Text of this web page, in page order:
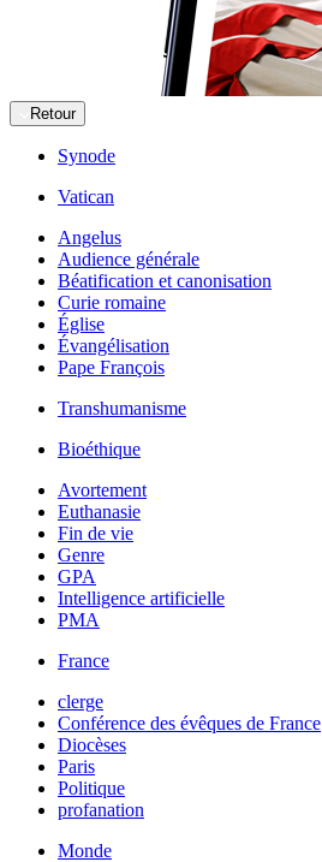
Retour
Synode
Vatican
Angelus
Audience générale
Béatification et canonisation
Curie romaine
Église
Évangélisation
Pape François
Transhumanisme
Bioéthique
Avortement
Euthanasie
Fin de vie
Genre
GPA
Intelligence artificielle
PMA
France
clerge
Conférence des évêques de France
Diocèses
Paris
Politique
profanation
Monde